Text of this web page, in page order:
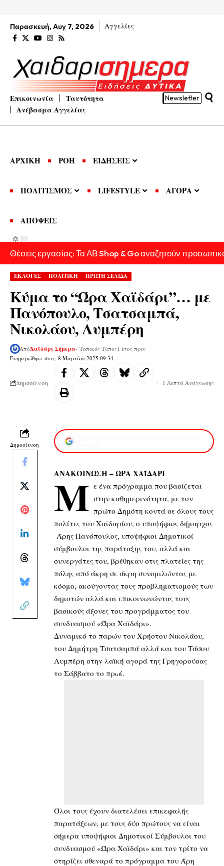
Παρασκευή, Αυγ 7, 2026 Αγγελίες
Επικοινωνία
Ταυτότητα
Ανέβασμα Αγγελίας
Newsletter
ΑΡΧΙΚΗ ΡΟΗ ΕΙΔΗΣΕΙΣ
ΠΟΛΙΤΙΣΜΟΣ LIFESTYLE ΑΓΟΡΑ
ΑΠΟΨΕΙΣ
Θέσεις εργασίας: Τα ΑΒ Shop & Go αναζητούν
ΕΚΛΟΓΕΣ ΠΟΛΙΤΙΚΗ ΠΡΩΤΗ ΣΕΛΙΔΑ
Κύμα το “Ώρα Χαϊδάρι”… με
Πανόπουλο, Τσατσαμπά,
Νικολάου, Λυμπέρη
Ενημερώθηκε στις: 8 Μαρτίου 2025 09:34
ΑπόΧαϊδάρι Σήμερα- Τοπικός Τύπος 1 έτος πριν
Δημοσίευση 1 Λεπτά Ανάγνωσης
Δημοσίευση
ΑΝΑΚΟΙΝΩΣΗ – ΩΡΑ ΧΑΪΔΑΡΙ
Μ ε ένα πρόγραμμα που βασίζεται
στην καθημερινότητα, με τον
πρώτο Δημότη κοντά σε όλους τους
πολίτες του Χαϊδαρίου, ο υποψήφιος δήμαρχος
Άρης Πανόπουλος, υποψήφιοι Δημοτικοί
σύμβουλοι της παράταξης του, αλλά και
συνεργάτες του, βρέθηκαν στις πλατείες της
πόλης από άκρη σε άκρη συνομιλώντας με
κόσμο, ακούγοντας τους προβληματισμούς των
δημοτών αλλά και επικοινωνώντας τους
βασικούς άξονες του προγράμματος του
συνδυασμού «Ώρα Χαϊδάρι».
Δυναμικό το παρών του Χρήστου Νικολάου,
του Δημήτρη Τσατσαμπά αλλά και του Τάσου
Λυμπέρη στην λαϊκή αγορά της Γρηγορούσας
το Σάββατο το πρωί.
Όλοι τους έχουν διατελέσει επικεφαλής
παρατάξεων, με τους δύο πρώτους να είναι
σήμερα υποψήφιοι Δημοτικοί Σύμβουλοι του
συνδυασμού «Ώρα Χαϊδάρι» και τον τρίτο να
στηρίζει σθεναρά το πρόγραμμα του Άρη